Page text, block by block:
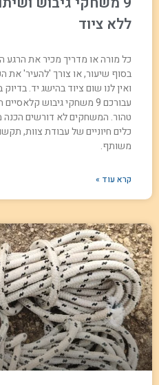
ללא ציוד
כל מורה או מדריך מכיר את הרגע
בסוף שיעור, או צורך 'להעיר' את
ואין לנו שום ציוד בהישג יד.
עבורכם 9 משחקי גיבוש
טהור. המשחקים לא דורשים הכנה
כלים חיוניים של עבודת צוות,
משותף.
קרא עוד »